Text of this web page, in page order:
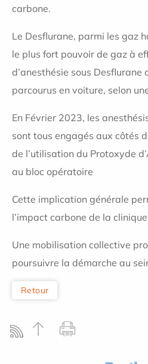
carbone.
Le Desflurane, parmi les gaz
le plus fort pouvoir de gaz à
d’anesthésie sous Desflurane
parcourus en voiture, selon
En Février 2023, les
sont tous engagés aux côtés
de l’utilisation du Protoxyde
au bloc opératoire
Cette implication générale
l’impact carbone de la clinique
Une mobilisation collective
poursuivre la démarche au
Retour